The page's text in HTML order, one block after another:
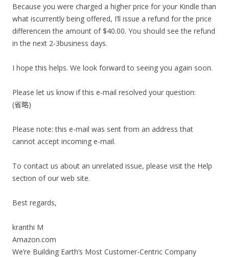
Because you were charged a higher price for your Kindle than
what iscurrently being offered, I’ll issue a refund for the price
differencein the amount of $40.00. You should see the refund
in the next 2-3business days.
I hope this helps. We look forward to seeing you again soon.
Please let us know if this e-mail resolved your question:
(省略)
Please note: this e-mail was sent from an address that
cannot accept incoming e-mail.
To contact us about an unrelated issue, please visit the Help
section of our web site.
Best regards,
kranthi M
Amazon.com
We’re Building Earth’s Most Customer-Centric Company